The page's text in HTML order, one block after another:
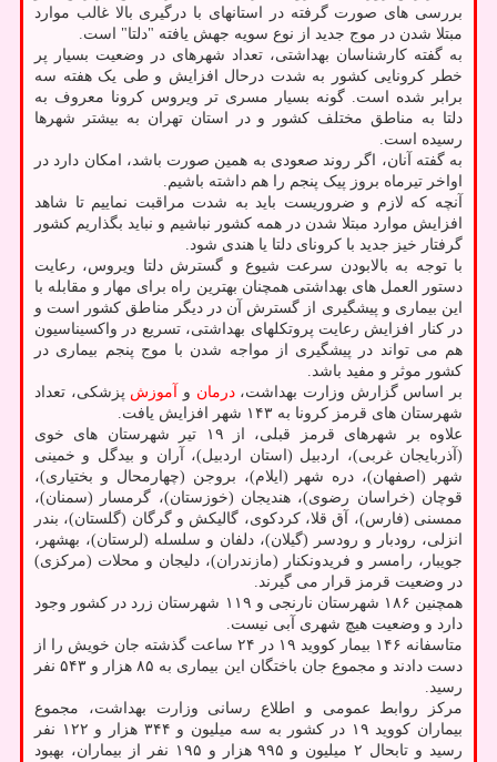
بررسی های صورت گرفته در استانهای با درگیری بالا غالب موارد
مبتلا شدن در موج جدید از نوع سویه جهش یافته "دلتا" است.
به گفته کارشناسان بهداشتی، تعداد شهرهای در وضعیت بسیار پر
خطر کرونایی کشور به شدت درحال افزایش و طی یک هفته سه
برابر شده است. گونه بسیار مسری تر ویروس کرونا معروف به
دلتا به مناطق مختلف کشور و در استان تهران به بیشتر شهرها
رسیده است.
به گفته آنان، اگر روند صعودی به همین صورت باشد، امکان دارد در
اواخر تیرماه بروز پیک پنجم را هم داشته باشیم.
آنچه که لازم و ضروریست باید به شدت مراقبت نماییم تا شاهد
افزایش موارد مبتلا شدن در همه کشور نباشیم و نباید بگذاریم کشور
گرفتار خیز جدید با کرونای دلتا یا هندی شود.
با توجه به بالابودن سرعت شیوع و گسترش دلتا ویروس، رعایت
دستور العمل های بهداشتی همچنان بهترین راه برای مهار و مقابله با
این بیماری و پیشگیری از گسترش آن در دیگر مناطق کشور است و
در کنار افزایش رعایت پروتکلهای بهداشتی، تسریع در واکسیناسیون
هم می تواند در پیشگیری از مواجه شدن با موج پنجم بیماری در
کشور موثر و مفید باشد.
بر اساس گزارش وزارت بهداشت،درمان و آموزش پزشکی، تعداد
شهرستان های قرمز کرونا به ۱۴۳ شهر افزایش یافت.
علاوه بر شهرهای قرمز قبلی، از ۱۹ تیر شهرستان های خوی
(آذربایجان غربی)، اردبیل (استان اردبیل)، آران و بیدگل و خمینی
شهر (اصفهان)، دره شهر (ایلام)، بروجن (چهارمحال و بختیاری)،
قوچان (خراسان رضوی)، هندیجان (خوزستان)، گرمسار (سمنان)،
ممسنی (فارس)، آق قلا، کردکوی، گالیکش و گرگان (گلستان)، بندر
انزلی، رودبار و رودسر (گیلان)، دلفان و سلسله (لرستان)، بهشهر،
جویبار، رامسر و فریدونکنار (مازندران)، دلیجان و محلات (مرکزی)
در وضعیت قرمز قرار می گیرند.
همچنین ۱۸۶ شهرستان نارنجی و ۱۱۹ شهرستان زرد در کشور وجود
دارد و وضعیت هیچ شهری آبی نیست.
متاسفانه ۱۴۶ بیمار کووید ۱۹ در ۲۴ ساعت گذشته جان خویش را از
دست دادند و مجموع جان باختگان این بیماری به ۸۵ هزار و ۵۴۳ نفر
رسید.
مرکز روابط عمومی و اطلاع رسانی وزارت بهداشت، مجموع
بیماران کووید ۱۹ در کشور به سه میلیون و ۳۴۴ هزار و ۱۲۲ نفر
رسید و تابحال ۲ میلیون و ۹۹۵ هزار و ۱۹۵ نفر از بیماران، بهبود